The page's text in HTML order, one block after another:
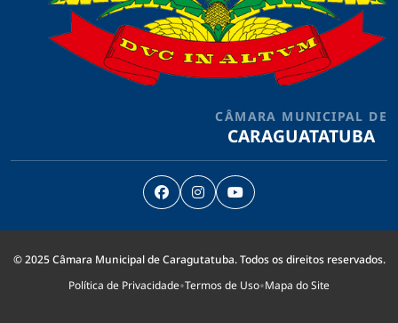
CÂMARA MUNICIPAL DE
CARAGUATATUBA
© 2025 Câmara Municipal de Caragutatuba. Todos os direitos reservados.
Política de Privacidade•Termos de Uso•Mapa do Site